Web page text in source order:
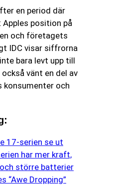
en period där
position på
och företagets
IDC visar siffrorna
bara levt upp till
vänt en del av
konsumenter och
17-serien se ut
har mer kraft,
större batterier
“Awe Dropping”